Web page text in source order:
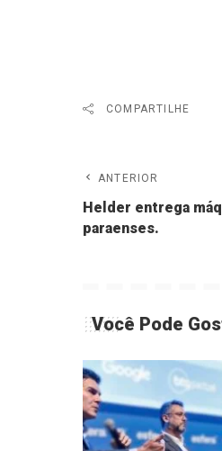
COMPARTILHE
ANTERIOR
Helder entrega
paraenses.
Você Pode